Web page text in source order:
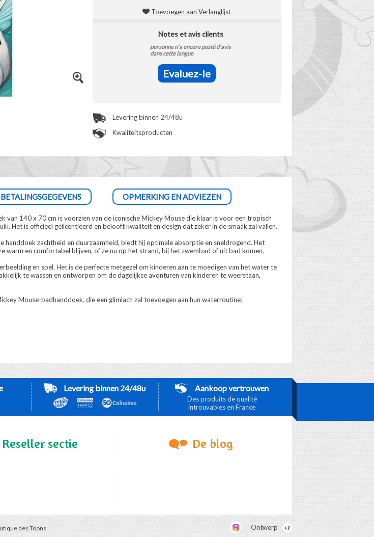
Toevoegen aan Verlanglijst
Notes et avis clients
personne n'a encore posté d'avis
dans cette langue
Evaluez-le
Levering binnen 24/48u
Kwaliteitsproducten
OPMERKING EN ADVIEZEN
van 140 x 70 cm is voorzien van de iconische Mickey Mouse die klaar is voor een tropisch
Het is officieel gelicentieerd en belooft kwaliteit en design dat zeker in de smaak zal vallen.
zachtheid en duurzaamheid, biedt hij optimale absorptie en sneldrogend. Het
en comfortabel blijven, of ze nu op het strand, bij het zwembad of uit bad komen.
en spel. Het is de perfecte metgezel om kinderen aan te moedigen van het water te
te wassen en ontworpen om de dagelijkse avonturen van kinderen te weerstaan,
Mouse-badhanddoek, die een glimlach zal toevoegen aan hun waterroutine!
Levering binnen 24/48u Aankoop vertrouwen
Des produits de qualité
introuvables en France
Reseller sectie De blog
des Toons Ontwerp